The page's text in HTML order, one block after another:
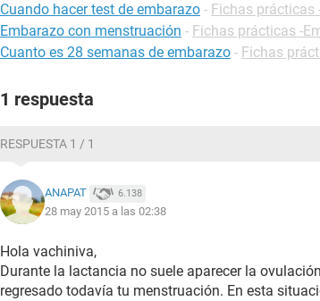
Cuando hacer test de embarazo - Fichas prácticas
Embarazo con menstruación - Fichas prácticas -
Cuanto es 28 semanas de embarazo - Fichas
1 respuesta
RESPUESTA 1 / 1
ANAPAT 6.138
28 may 2015 a las 02:38
Hola vachiniva,
Durante la lactancia no suele aparecer la
regresado todavía tu menstruación. En esta